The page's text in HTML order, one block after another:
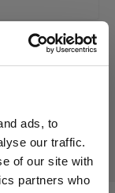
ads, to
our traffic.
of our site with
partners who
non è